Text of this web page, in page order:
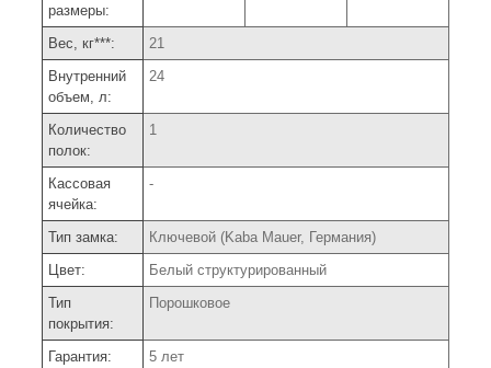
размеры:
Вес, кг***:
21
Внутренний
объем, л:
24
Количество
полок:
1
Кассовая
ячейка:
-
Тип замка:
Ключевой (Kaba Mauer, Германия)
Цвет:
Белый структурированный
Тип
покрытия:
Порошковое
Гарантия:
5 лет